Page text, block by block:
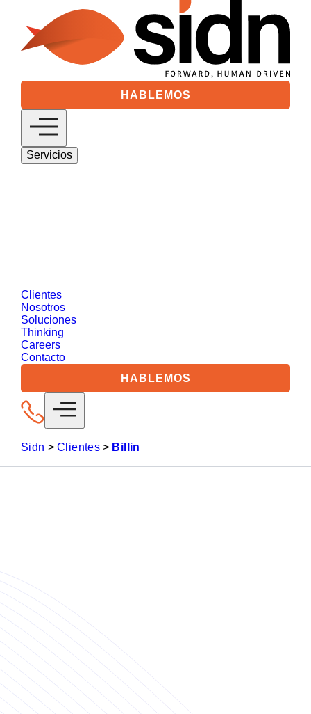
HABLEMOS
Servicios
Clientes
Nosotros
Soluciones
Thinking
Careers
Contacto
HABLEMOS
Sidn > Clientes > Billin